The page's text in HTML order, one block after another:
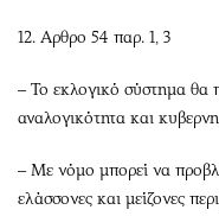
12. Αρθρο 54 παρ. 1, 3
– Το εκλογικό σύστημα θα
αναλογικότητα και
– Με νόμο μπορεί να
ελάσσονες και μείζονες